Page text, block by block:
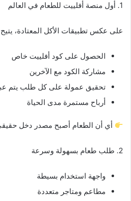
1. أول منصة أفلييت للطعام في العالم
على عكس تطبيقات الأكل المعتادة،
الحصول على كود أفلييت خاص
مشاركة الكود مع الآخرين
تحقيق عمولة على كل طلب يتم
أرباح مستمرة مدى الحياة
أي أن الطعام أصبح مصدر دخل
2. طلب طعام بسهولة وسرعة
واجهة استخدام بسيطة
مطاعم ومتاجر متعددة